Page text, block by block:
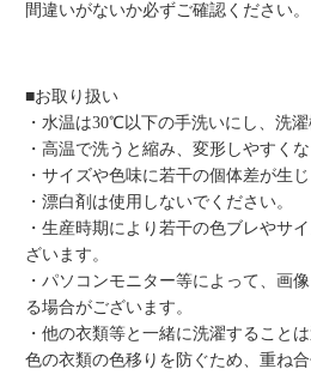
間違いがないか必ずご確認ください。
■お取り扱い
・水温は30℃以下の手洗いにし、洗濯
・高温で洗うと縮み、変形しやすくな
・サイズや色味に若干の個体差が生
・漂白剤は使用しないでください。
・生産時期により若干の色ブレやサ
ざいます。
・パソコンモニター等によって、画
る場合がございます。
・他の衣類等と一緒に洗濯すること
色の衣類の色移りを防ぐため、重ね